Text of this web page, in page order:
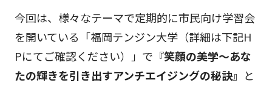
今回は、様々なテーマで定期的に市民向け学習会
を開いている「福岡テンジン大学（詳細は下記H
Pにてご確認ください）」で『笑顔の美学〜あな
たの輝きを引き出すアンチエイジングの秘訣』 と